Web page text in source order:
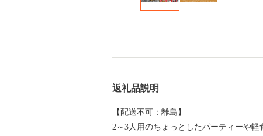
返礼品説明
【配送不可：離島】
2～3人用のちょっとしたパーティーや